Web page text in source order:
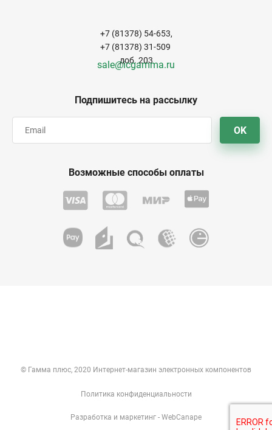
Подпишитесь на рассылку
OK
+7 (81378) 54-653,
+7 (81378) 31-509
доб. 203
sale@icgamma.ru
Возможные способы оплаты
© Гамма плюс, 2020 Интернет-магазин электронных компонентов
Политика конфиденциальности
Разработка и маркетинг - WebCanape